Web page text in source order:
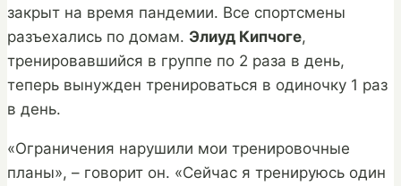
закрыт на время пандемии. Все спортсмены
разъехались по домам. Элиуд Кипчоге,
тренировавшийся в группе по 2 раза в день,
теперь вынужден тренироваться в одиночку 1 раз
в день.
«Ограничения нарушили мои тренировочные
планы», – говорит он. «Сейчас я тренируюсь один